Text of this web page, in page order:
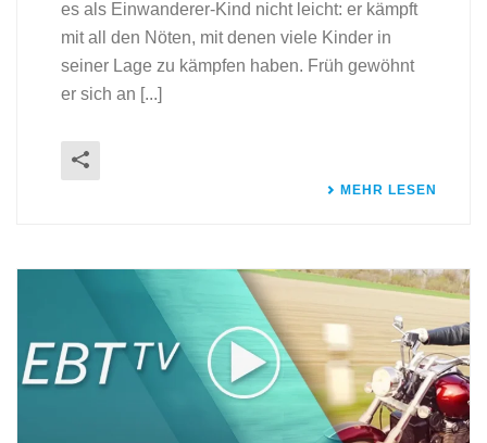
es als Einwanderer-Kind nicht leicht: er kämpft
mit all den Nöten, mit denen viele Kinder in
seiner Lage zu kämpfen haben. Früh gewöhnt
er sich an [...]
MEHR LESEN